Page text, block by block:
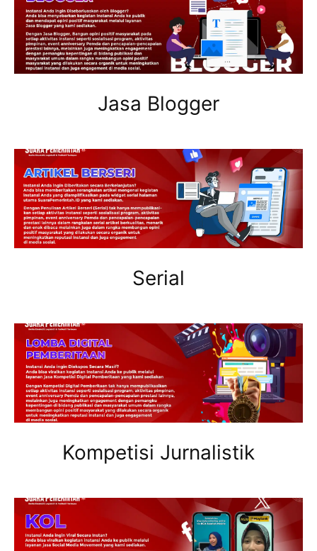
Jasa Blogger
Serial
Kompetisi Jurnalistik